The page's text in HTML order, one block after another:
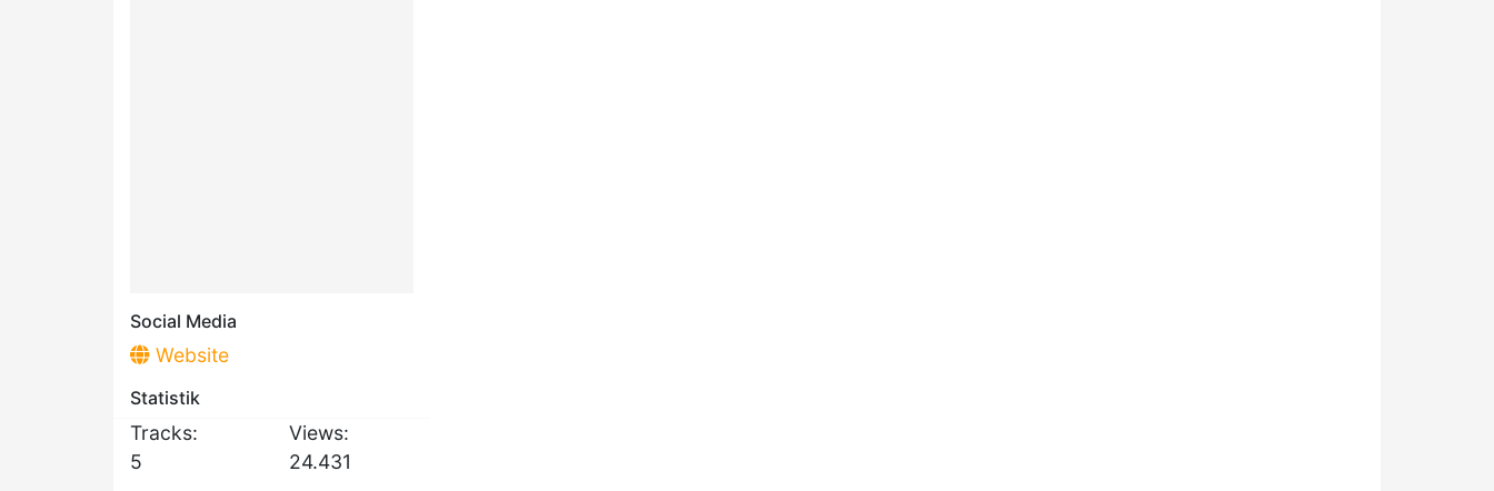
Social Media
Website
Statistik
Tracks:
5
Views:
24.431